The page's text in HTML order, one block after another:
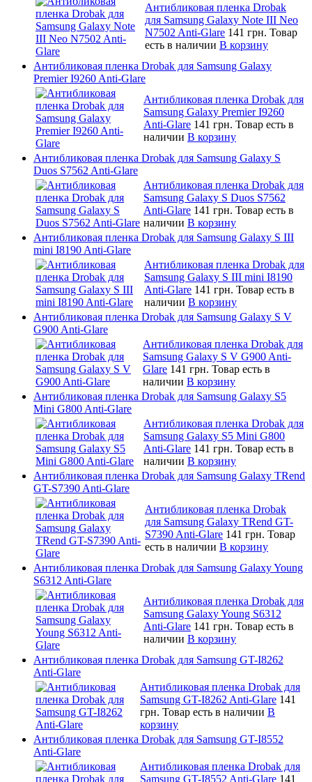
Антибликовая пленка Drobak
для Samsung Galaxy Note III Neo
N7502 Anti-Glare 141 грн. Товар
есть в наличии В корзину
Антибликовая пленка Drobak для Samsung Galaxy
Premier I9260 Anti-Glare
Антибликовая пленка Drobak для
Samsung Galaxy Premier I9260
Anti-Glare 141 грн. Товар есть в
наличии В корзину
Антибликовая пленка Drobak для Samsung Galaxy S
Duos S7562 Anti-Glare
Антибликовая пленка Drobak для
Samsung Galaxy S Duos S7562
Anti-Glare 141 грн. Товар есть в
наличии В корзину
Антибликовая пленка Drobak для Samsung Galaxy S III
mini I8190 Anti-Glare
Антибликовая пленка Drobak для
Samsung Galaxy S III mini I8190
Anti-Glare 141 грн. Товар есть в
наличии В корзину
Антибликовая пленка Drobak для Samsung Galaxy S V
G900 Anti-Glare
Антибликовая пленка Drobak для
Samsung Galaxy S V G900 Anti-
Glare 141 грн. Товар есть в
наличии В корзину
Антибликовая пленка Drobak для Samsung Galaxy S5
Mini G800 Anti-Glare
Антибликовая пленка Drobak для
Samsung Galaxy S5 Mini G800
Anti-Glare 141 грн. Товар есть в
наличии В корзину
Антибликовая пленка Drobak для Samsung Galaxy TRend
GT-S7390 Anti-Glare
Антибликовая пленка Drobak
для Samsung Galaxy TRend GT-
S7390 Anti-Glare 141 грн. Товар
есть в наличии В корзину
Антибликовая пленка Drobak для Samsung Galaxy Young
S6312 Anti-Glare
Антибликовая пленка Drobak для
Samsung Galaxy Young S6312
Anti-Glare 141 грн. Товар есть в
наличии В корзину
Антибликовая пленка Drobak для Samsung GT-I8262
Anti-Glare
Антибликовая пленка Drobak для
Samsung GT-I8262 Anti-Glare 141
грн. Товар есть в наличии В
корзину
Антибликовая пленка Drobak для Samsung GT-I8552
Anti-Glare
Антибликовая пленка Drobak для
Samsung GT-I8552 Anti-Glare 141